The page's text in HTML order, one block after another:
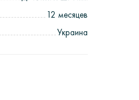
12 месяцев
Украина